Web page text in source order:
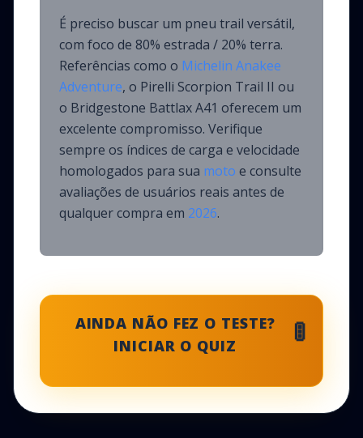
É preciso buscar um pneu trail versátil,
com foco de 80% estrada / 20% terra.
Referências como o Michelin Anakee
Adventure, o Pirelli Scorpion Trail II ou
o Bridgestone Battlax A41 oferecem um
excelente compromisso. Verifique
sempre os índices de carga e velocidade
homologados para sua moto e consulte
avaliações de usuários reais antes de
qualquer compra em 2026.
AINDA NÃO FEZ O TESTE?
INICIAR O QUIZ
🚦